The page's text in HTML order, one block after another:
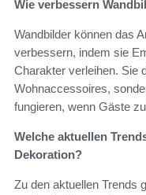
Wie verbessern
Wandbilder können das
verbessern, indem sie
Charakter verleihen. Sie
Wohnaccessoires,
fungieren, wenn Gäste
Welche aktuellen
Dekoration?
Zu den aktuellen Trends